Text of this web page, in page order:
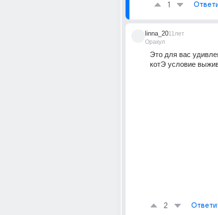
1
linna_20
Оракул
11лет
Это для вас
котЭ условие
2